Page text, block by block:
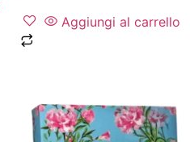
Aggiungi al carrello